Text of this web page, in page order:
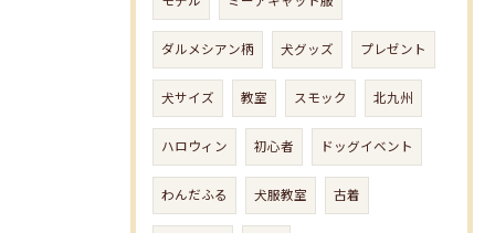
ダルメシアン柄 犬グッズ プレゼント
犬サイズ 教室 スモック 北九州
ハロウィン 初心者 ドッグイベント
わんだふる 犬服教室 古着